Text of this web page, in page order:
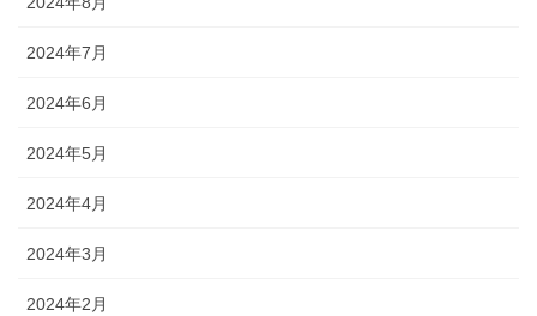
2024年7月
2024年6月
2024年5月
2024年4月
2024年3月
2024年2月